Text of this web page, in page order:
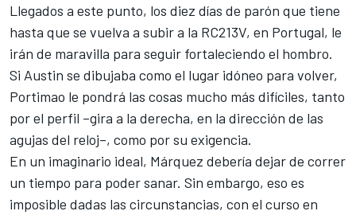
Llegados a este punto, los diez días de parón que tiene
hasta que se vuelva a subir a la RC213V, en Portugal, le
irán de maravilla para seguir fortaleciendo el hombro.
Si Austin se dibujaba como el lugar idóneo para volver,
Portimao le pondrá las cosas mucho más difíciles, tanto
por el perfil –gira a la derecha, en la dirección de las
agujas del reloj–, como por su exigencia.
En un imaginario ideal, Márquez debería dejar de correr
un tiempo para poder sanar. Sin embargo, eso es
imposible dadas las circunstancias, con el curso en